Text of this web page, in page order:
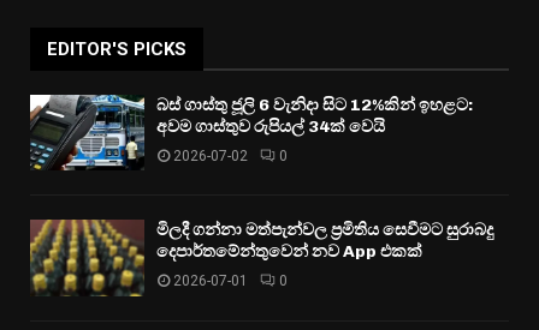
EDITOR'S PICKS
බස් ගාස්තු ජූලි 6 වැනිදා සිට 12%කින් ඉහළට:
අවම ගාස්තුව රුපියල් 34ක් වෙයි
2026-07-02 0
මිලදී ගන්නා මත්පැන්වල ප්‍රමිතිය සෙවීමට සුරාබදු
දෙපාර්තමේන්තුවෙන් නව App එකක්
2026-07-01 0